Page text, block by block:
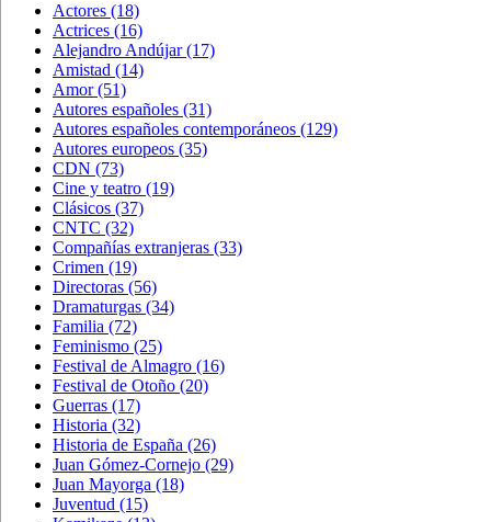
Actores (18)
Actrices (16)
Alejandro Andújar(17)
Amistad (14)
Amor(51)
Autores españoles (31)
Autores españoles contemporáneos (129)
Autores europeos (35)
CDN (73)
Cine y teatro (19)
Clásicos (37)
CNTC (32)
Compañías extranjeras (33)
Crimen (19)
Directoras (56)
Dramaturgas (34)
Familia (72)
Feminismo (25)
Festival de Almagro (16)
Festival de Otoño (20)
Guerras (17)
Historia (32)
Historia de España (26)
Juan Gómez-Cornejo (29)
Juan Mayorga (18)
Juventud (15)